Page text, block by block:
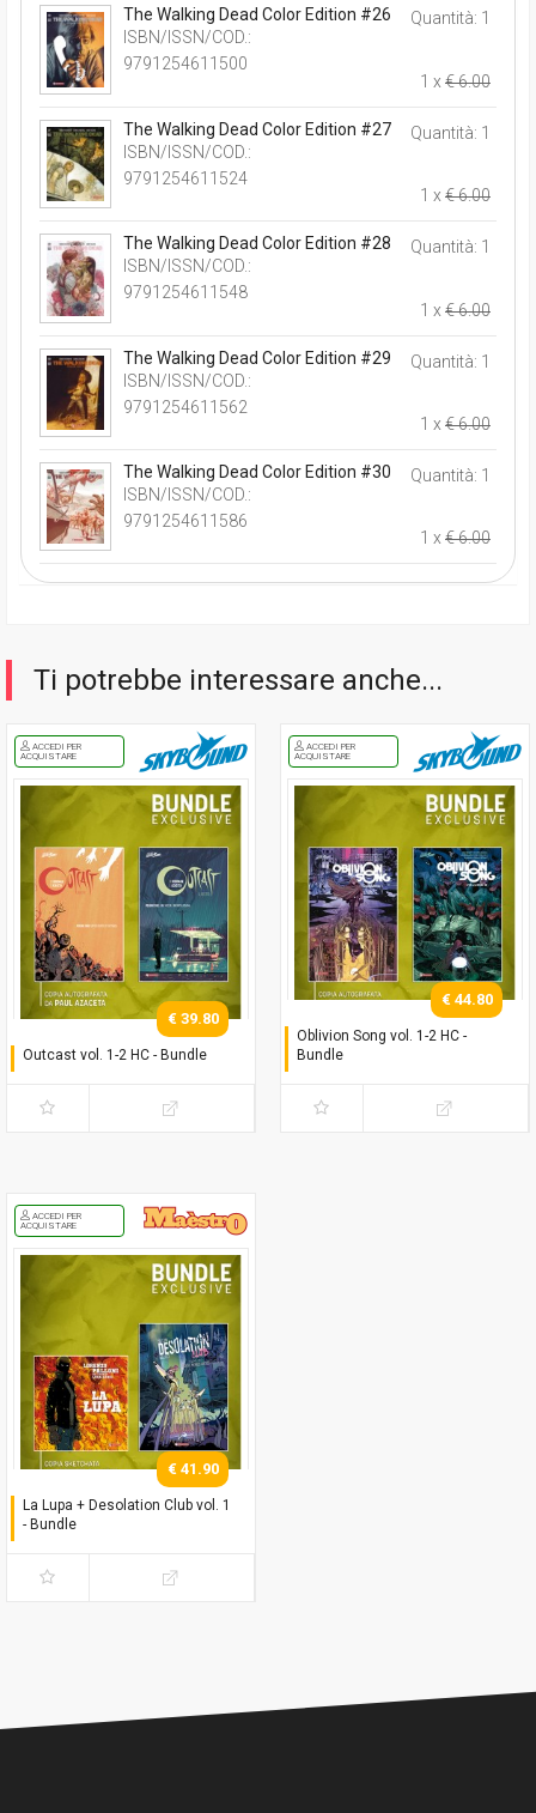
The Walking Dead Color Edition #26
ISBN/ISSN/COD.:
9791254611500
Quantità: 1
1 x € 6.00
The Walking Dead Color Edition #27
ISBN/ISSN/COD.:
9791254611524
Quantità: 1
1 x € 6.00
The Walking Dead Color Edition #28
ISBN/ISSN/COD.:
9791254611548
Quantità: 1
1 x € 6.00
The Walking Dead Color Edition #29
ISBN/ISSN/COD.:
9791254611562
Quantità: 1
1 x € 6.00
The Walking Dead Color Edition #30
ISBN/ISSN/COD.:
9791254611586
Quantità: 1
1 x€ 6.00
Ti potrebbe interessare anche...
ACCEDI PER
ACQUISTARE
Outcast vol. 1-2 HC - Bundle
€ 39.80
ACCEDI PER
ACQUISTARE
Oblivion Song vol. 1-2 HC -
Bundle
€ 44.80
ACCEDI PER
ACQUISTARE
La Lupa + Desolation Club vol. 1
- Bundle
€ 41.90